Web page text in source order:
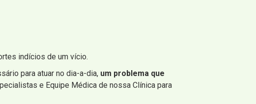
indícios de um vício.
para atuar no dia-a-dia, um problema que
e Equipe Médica de nossa Clínica para